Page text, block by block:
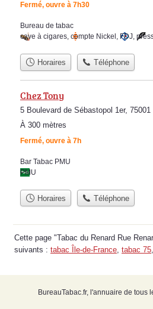
Fermé, ouvre à 7h30
Bureau de tabac
cave à cigares, compte Nickel , FDJ,
Horaires Téléphone
Chez Tony
5 Boulevard de Sébastopol 1er, 75001
À 300 mètres
Fermé, ouvre à 7h
Bar Tabac PMU
PMU
Horaires Téléphone
Cette page "Tabac du Renard Rue
suivants : tabac Île-de-France tabac 75
BureauTabac.fr, l'annuaire de tous